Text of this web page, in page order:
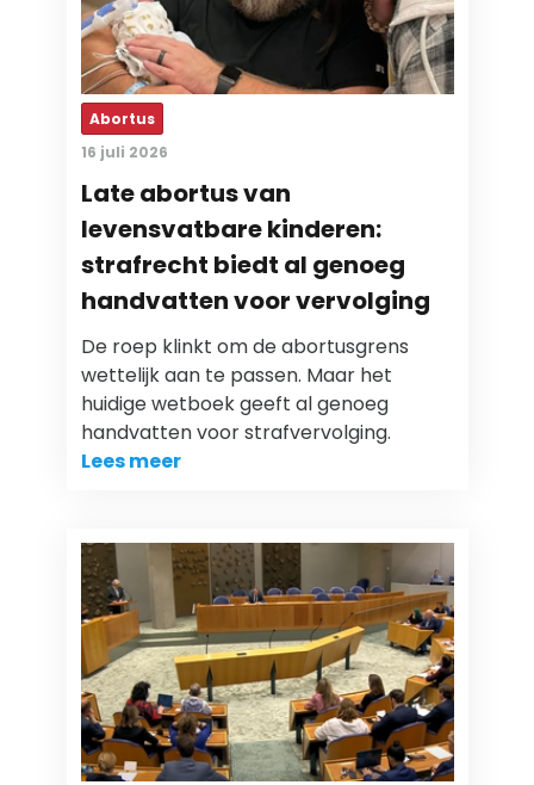
Abortus
16 juli 2026
Late abortus van
levensvatbare kinderen:
strafrecht biedt al genoeg
handvatten voor vervolging
De roep klinkt om de abortusgrens
wettelijk aan te passen. Maar het
huidige wetboek geeft al genoeg
handvatten voor strafvervolging.
Lees meer